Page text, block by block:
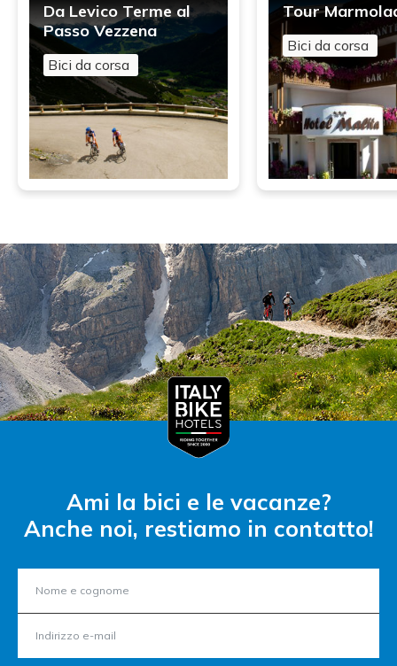
Da Levico Terme al
Passo Vezzena
Bici da corsa
Tour
Bici da corsa
Ami la bici e le vacanze?
Anche noi, restiamo in contatto!